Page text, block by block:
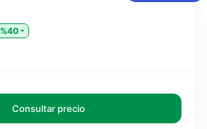
%40
Consultar precio